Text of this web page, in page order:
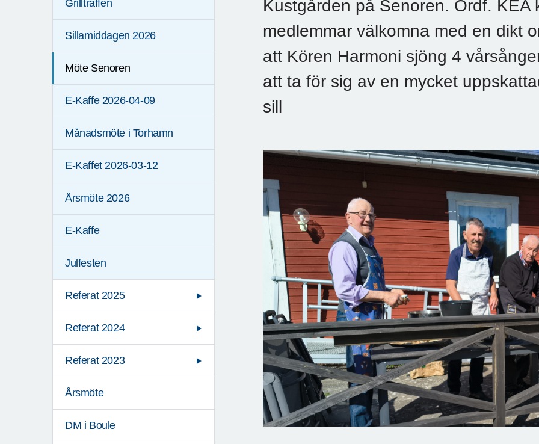
Grillträffen
Sillamiddagen 2026
Möte Senoren
E-Kaffe 2026-04-09
Månadsmöte i Torhamn
E-Kaffet 2026-03-12
Årsmöte 2026
E-Kaffe
Julfesten
Referat 2025
Referat 2024
Referat 2023
Årsmöte
DM i Boule
Kustgården på Senoren. Ordf. KEA
medlemmar välkomna med en dikt
att Kören Harmoni sjöng 4
att ta för sig av en mycket
sill